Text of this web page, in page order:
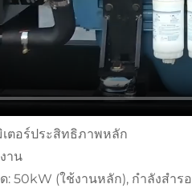
ตอร์ประสิทธิภาพหลัก
าน
50kW (ใช้งานหลัก), กำลังสำร